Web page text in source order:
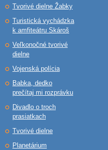
Tvorivé dielne Žabky
Turistická vychádzka
k amfiteátru Skároš
Veľkonočné tvorivé
dielne
Vojenská polícia
Babka, dedko
prečítaj mi rozprávku
Divadlo o troch
prasiatkach
Tvorivé dielne
Planetárium